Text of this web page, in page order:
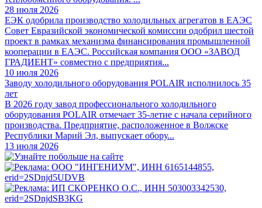
28 июля 2026
ЕЭК одобрила производство холодильных агрегатов в ЕАЭС
Совет Евразийской экономической комиссии одобрил шестой
проект в рамках механизма финансирования промышленной
кооперации в ЕАЭС. Российская компания ООО «ЗАВОД
ГРАДИЕНТ» совместно с предприятия...
10 июля 2026
Заводу холодильного оборудования POLAIR исполнилось 35
лет
В 2026 году завод профессионального холодильного
оборудования POLAIR отмечает 35-летие с начала серийного
производства. Предприятие, расположенное в Волжске
Республики Марий Эл, выпускает обору...
13 июля 2026